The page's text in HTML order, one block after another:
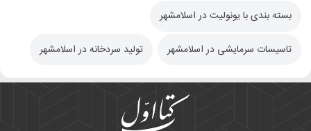
بسته بندی با یونولیت در اسلامشهر
تاسیسات سرمایشی در اسلامشهر تولید سردخانه در اسلامشهر